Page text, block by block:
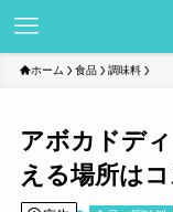
ホーム 食品 調味料
アボカドデ
える場所は